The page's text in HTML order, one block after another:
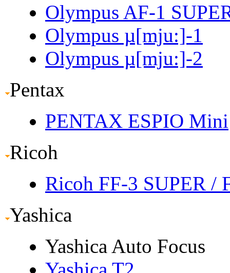
Olympus AF-1
Olympus µ[mju:]-1
Olympus µ[mju:]-2
Pentax
PENTAX ESPIO Mini
Ricoh
Ricoh FF-3 SUPER /
Yashica
Yashica Auto Focus